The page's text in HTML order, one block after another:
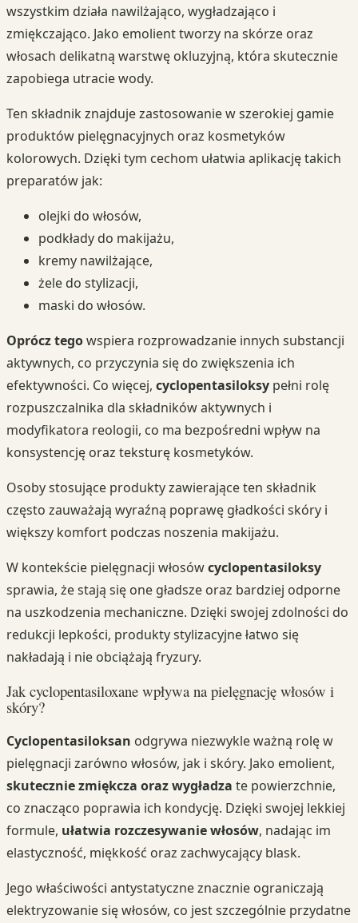
wszystkim działa nawilżająco, wygładzająco i
zmiękczająco. Jako emolient tworzy na skórze oraz
włosach delikatną warstwę okluzyjną, która skutecznie
zapobiega utracie wody.
Ten składnik znajduje zastosowanie w szerokiej gamie
produktów pielęgnacyjnych oraz kosmetyków
kolorowych. Dzięki tym cechom ułatwia aplikację takich
preparatów jak:
olejki do włosów,
podkłady do makijażu,
kremy nawilżające,
żele do stylizacji,
maski do włosów.
Oprócz tegowspiera rozprowadzanie innych substancji
aktywnych, co przyczynia się do zwiększenia ich
efektywności. Co więcej, cyclopentasiloksy pełni rolę
rozpuszczalnika dla składników aktywnych i
modyfikatora reologii, co ma bezpośredni wpływ na
konsystencję oraz teksturę kosmetyków.
Osoby stosujące produkty zawierające ten składnik
często zauważają wyraźną poprawę gładkości skóry i
większy komfort podczas noszenia makijażu.
W kontekście pielęgnacji włosówcyclopentasiloksy
sprawia, że stają się one gładsze oraz bardziej odporne
na uszkodzenia mechaniczne. Dzięki swojej zdolności do
redukcji lepkości, produkty stylizacyjne łatwo się
nakładają i nie obciążają fryzury.
Jak cyclopentasiloxane wpływa na pielęgnację włosów i
skóry?
Cyclopentasiloksan odgrywa niezwykle ważną rolę w
pielęgnacji zarówno włosów, jak i skóry. Jako emolient,
skutecznie zmiękcza oraz wygładza te powierzchnie,
co znacząco poprawia ich kondycję. Dzięki swojej lekkiej
formule, ułatwia rozczesywanie włosów, nadając im
elastyczność, miękkość oraz zachwycający blask.
Jego właściwości antystatyczne znacznie ograniczają
elektryzowanie się włosów, co jest szczególnie przydatne